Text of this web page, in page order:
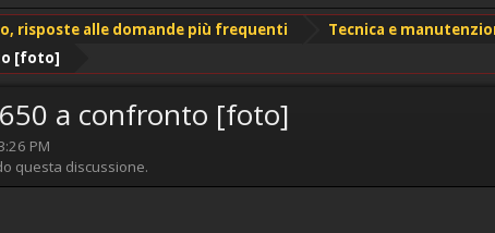
risposte alle domande più frequenti Tecnica e
[foto]
a confronto [foto]
PM
questa discussione.